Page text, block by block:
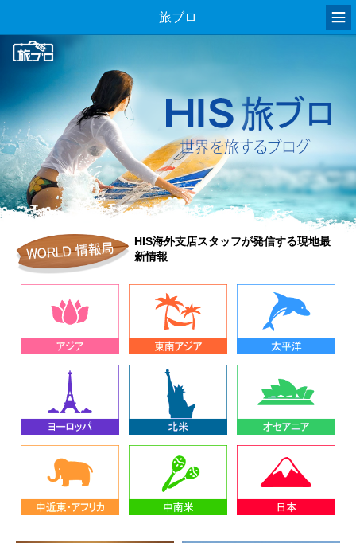
旅ブロ
HIS海外支店スタッフが発信する現地最
新情報